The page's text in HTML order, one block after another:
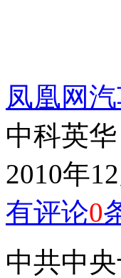
凤凰网
中科英
2010年
有评论0
中共中